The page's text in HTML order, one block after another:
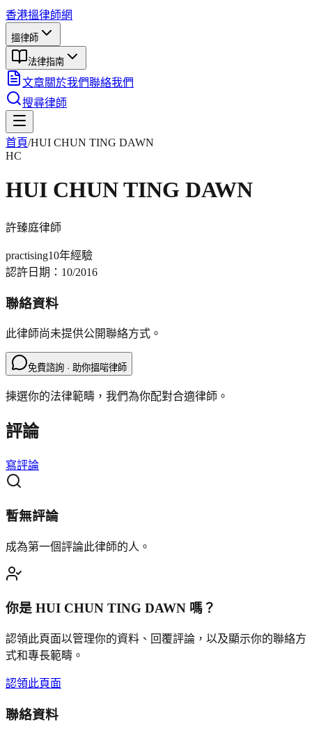
香港搵律師網
搵律師
法律指南
文章關於我們聯絡我們
搜尋律師
首頁/HUI CHUN TING DAWN
HC
HUI CHUN TING DAWN
許臻庭律師
practising10年經驗
認許日期： 10/2016
聯絡資料
此律師尚未提供公開聯絡方式。
免費諮詢 · 助你搵啱律師
揀選你的法律範疇，我們為你配對合適律師。
評論
寫評論
暫無評論
成為第一個評論此律師的人。
你是 HUI CHUN TING DAWN 嗎？
認領此頁面以管理你的資料、回覆評論，以及顯示你的聯絡方
式和專長範疇。
認領此頁面
聯絡資料